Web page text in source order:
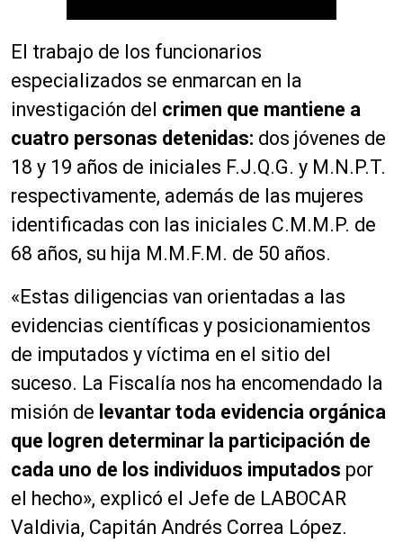
El trabajo de los funcionarios
especializados se enmarcan en la
investigación del crimen que mantiene a
cuatro personas detenidas: dos jóvenes de
18 y 19 años de iniciales F.J.Q.G. y M.N.P.T.
respectivamente, además de las mujeres
identificadas con las iniciales C.M.M.P. de
68 años, su hija M.M.F.M. de 50 años.
«Estas diligencias van orientadas a las
evidencias científicas y posicionamientos
de imputados y víctima en el sitio del
suceso. La Fiscalía nos ha encomendado la
misión de levantar toda evidencia orgánica
que logren determinar la participación de
cada uno de los individuos imputados por
el hecho», explicó el Jefe de LABOCAR
Valdivia, Capitán Andrés Correa López.